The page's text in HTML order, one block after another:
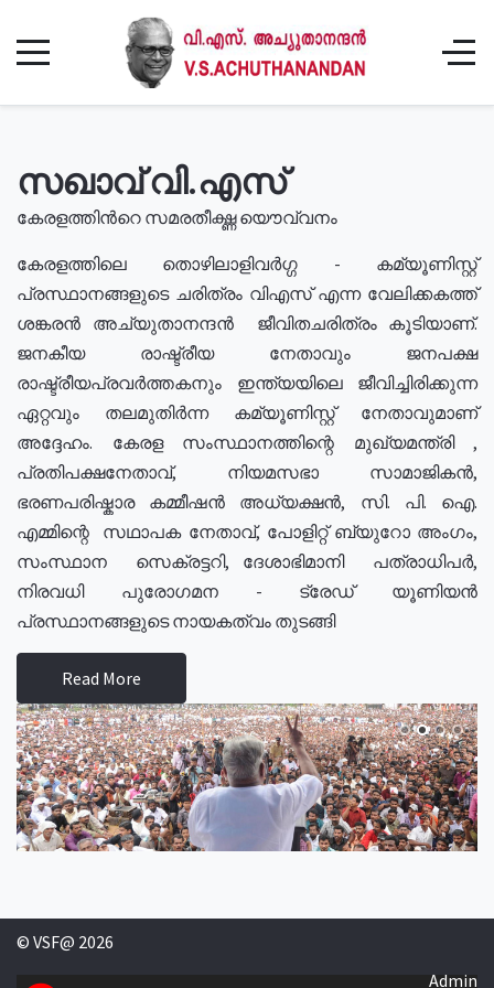
സഖാവ് വി.എസ്
കേരളത്തിൻറെ സമരതീക്ഷ്ണ യൌവ്വനം
കേരളത്തിലെ തൊഴിലാളിവർഗ്ഗ - കമ്യൂണിസ്റ്റ്
പ്രസ്ഥാനങ്ങളുടെ ചരിത്രം വിഎസ് എന്ന വേലിക്കകത്ത്
ശങ്കരൻ അച്യുതാനന്ദൻ ജീവിതചരിത്രം കൂടിയാണ്.
ജനകീയ രാഷ്ട്രീയ നേതാവും ജനപക്ഷ
രാഷ്ട്രീയപ്രവർത്തകനും ഇന്ത്യയിലെ ജീവിച്ചിരിക്കുന്ന
ഏറ്റവും തലമുതിർന്ന കമ്യൂണിസ്റ്റ് നേതാവുമാണ്
അദ്ദേഹം. കേരള സംസ്ഥാനത്തിന്റെ മുഖ്യമന്ത്രി ,
പ്രതിപക്ഷനേതാവ്, നിയമസഭാ സാമാജികൻ,
ഭരണപരിഷ്കാര കമ്മീഷൻ അധ്യക്ഷൻ, സി. പി. ഐ.
എമ്മിന്റെ സഥാപക നേതാവ്, പോളിറ്റ് ബ്യുറോ അംഗം,
സംസ്ഥാന സെക്രട്ടറി, ദേശാഭിമാനി പത്രാധിപർ,
നിരവധി പുരോഗമന - ട്രേഡ് യൂണിയൻ
പ്രസ്ഥാനങ്ങളുടെ നായകത്വം തുടങ്ങി
Read More
© VSF@ 2026
Admin